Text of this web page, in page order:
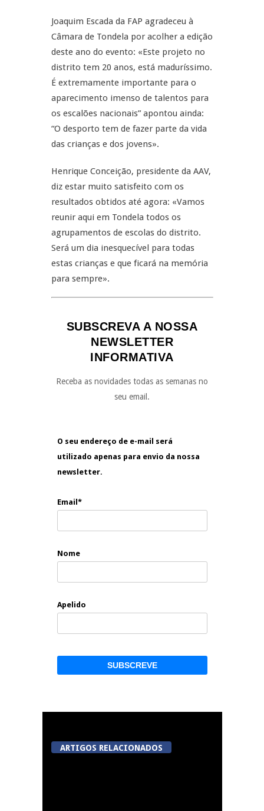
Joaquim Escada da FAP agradeceu à
Câmara de Tondela por acolher a edição
deste ano do evento: «Este projeto no
distrito tem 20 anos, está maduríssimo.
É extremamente importante para o
aparecimento imenso de talentos para
os escalões nacionais” apontou ainda:
“O desporto tem de fazer parte da vida
das crianças e dos jovens».
Henrique Conceição, presidente da AAV,
diz estar muito satisfeito com os
resultados obtidos até agora: «Vamos
reunir aqui em Tondela todos os
agrupamentos de escolas do distrito.
Será um dia inesquecível para todas
estas crianças e que ficará na memória
para sempre».
SUBSCREVA A NOSSA
NEWSLETTER
INFORMATIVA
Receba as novidades todas as semanas no
seu email.
O seu endereço de e-mail será
utilizado apenas para envio da nossa
newsletter.
Email*
Nome
Apelido
ARTIGOS RELACIONADOS